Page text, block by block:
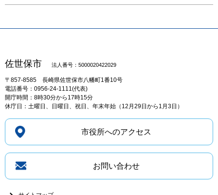
佐世保市 法人番号：5000020422029
〒857-8585 長崎県佐世保市八幡町1番10号
電話番号：0956-24-1111(代表)
開庁時間：8時30分から17時15分
休庁日：土曜日、日曜日、祝日、年末年始（12月29日から1月3日）
市役所へのアクセス
お問い合わせ